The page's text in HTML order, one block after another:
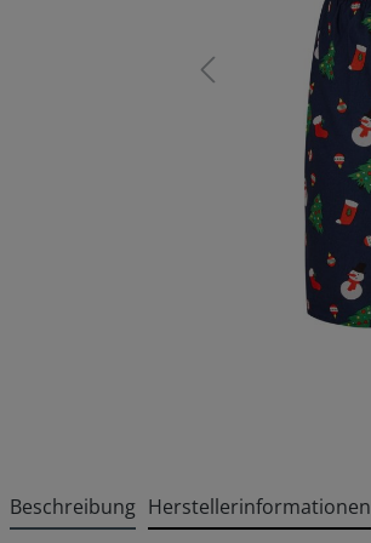
Beschreibung Herstellerinformationen